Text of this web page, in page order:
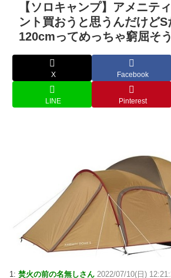
【ソロキャンプ】アメニテ
ント買おうと思うんだけどS
120cmってめっちゃ窮屈そ
X Facebook
LINE Pinterest
1: 焚火の前の名無しさん 2022/07/10(日)